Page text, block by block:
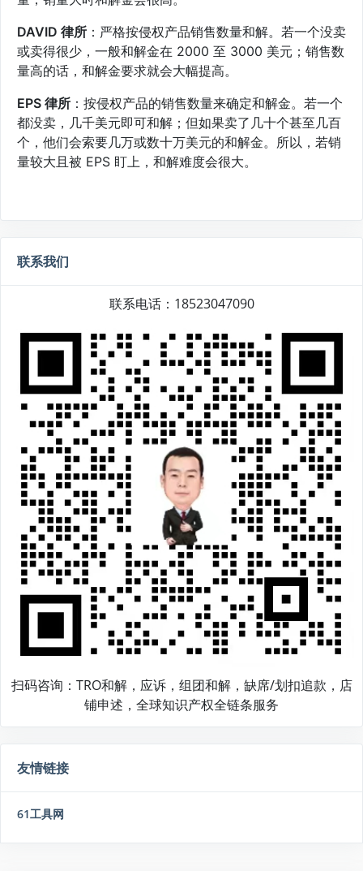
DAVID 律所 ：严格按侵权产品销售数量和解。若一个没卖
或卖得很少，一般和解金在 2000 至 3000 美元；销售数
量高的话，和解金要求就会大幅提高。
EPS 律所 ：按侵权产品的销售数量来确定和解金。若一个
都没卖，几千美元即可和解；但如果卖了几十个甚至几百
个，他们会索要几万或数十万美元的和解金。所以，若销
量较大且被 EPS 盯上，和解难度会很大。
联系我们
联系电话：18523047090
扫码咨询：TRO和解，应诉，组团和解，缺席/划扣追款，店
铺申述，全球知识产权全链条服务
友情链接
61工具网